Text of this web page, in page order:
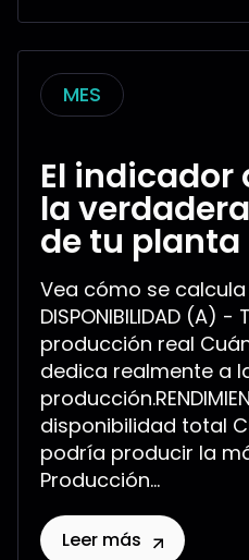
MES
El indicador
la
de tu planta
Vea cómo se calcula
DISPONIBILIDAD (A)
producción real
dedica realmente a
disponibilidad total
podría producir la
Producción...
Leer más